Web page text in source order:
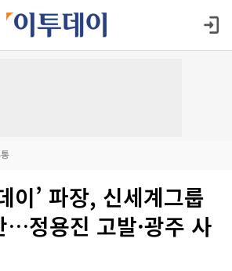
이’ 파장, 신세계그룹
…정용진 고발·광주 사